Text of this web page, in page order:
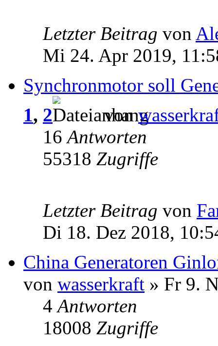
Letzter Beitrag von
Mi 24. Apr 2019,
Synchronmotor soll
1, 2 von
16Antworten
55318 Zugriffe
Letzter Beitrag von
Di 18. Dez 2018,
China Generatoren
von wasserkraft » Fr 9.
4Antworten
18008 Zugriffe